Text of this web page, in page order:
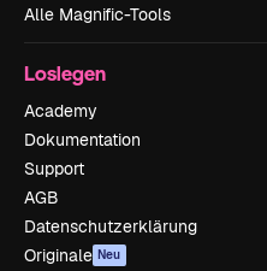
Alle Magnific-Tools
Loslegen
Academy
Dokumentation
Support
AGB
Datenschutzerklärung
Originale Neu